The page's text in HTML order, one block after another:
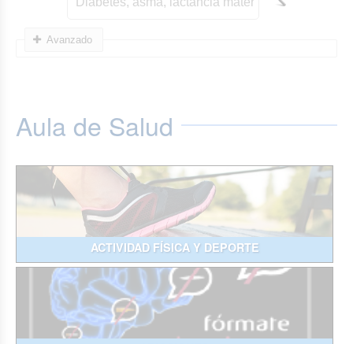
Avanzado
Aula de Salud
ACTIVIDAD FÍSICA Y DEPORTE